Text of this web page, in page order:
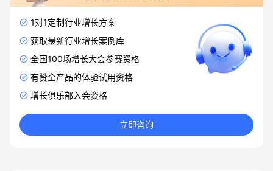
1对1定制行业增长方案
获取最新行业增长案例库
全国100场增长大会参赛资格
有赞全产品的体验试用资格
增长俱乐部入会资格
立即咨询